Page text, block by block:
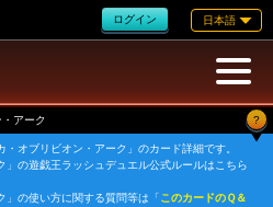
ログイン 日本語
アーク ?
オブリビオン・アーク」のカード詳細です。
」の遊戯王ラッシュデュエル公式ルールはこちら
」の使い方に関する質問等は「このカードのＱ＆